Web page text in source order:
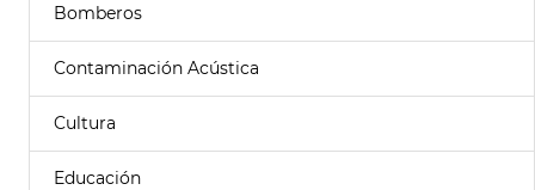
Bomberos
Contaminación Acústica
Cultura
Educación